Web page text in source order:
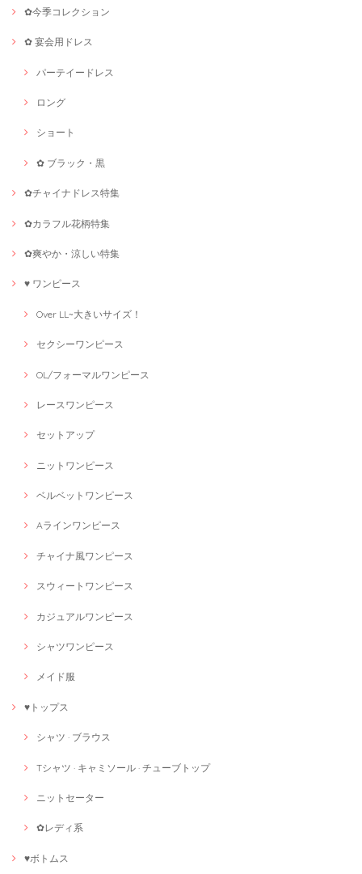
✿今季コレクション
✿ 宴会用ドレス
パーテイードレス
ロング
ショート
✿ ブラック・黒
✿チャイナドレス特集
✿カラフル花柄特集
✿爽やか・涼しい特集
♥ ワンピース
Over LL~大きいサイズ！
セクシーワンピース
OL/フォーマルワンピース
レースワンピース
セットアップ
ニットワンピース
ベルベットワンピース
Aラインワンピース
チャイナ風ワンピース
スウィートワンピース
カジュアルワンピース
シャツワンピース
メイド服
♥トップス
シャツ · ブラウス
Tシャツ · キャミソール · チューブトップ
ニットセーター
✿レディ系
♥ボトムス